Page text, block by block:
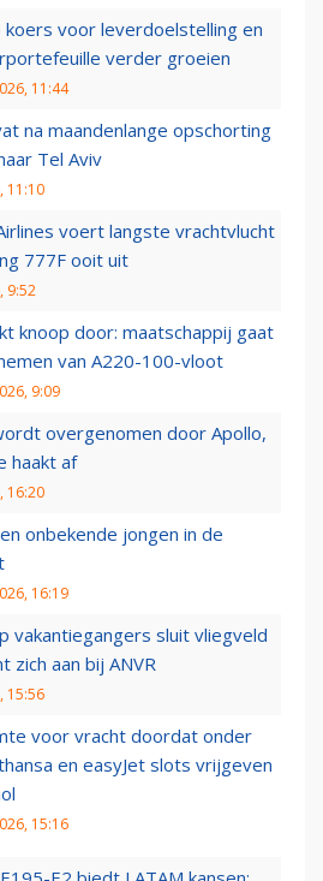
koers voor leverdoelstelling en
verder groeien
11:44
na maandenlange opschorting
Tel Aviv
11:10
voert langste vrachtvlucht
777F ooit uit
9:52
knoop door: maatschappij gaat
van A220-100-vloot
9:09
overgenomen door Apollo,
haakt af
16:20
onbekende jongen in de
16:19
vakantiegangers sluit vliegveld
zich aan bij ANVR
15:56
voor vracht doordat onder
en easyJet slots vrijgeven
15:16